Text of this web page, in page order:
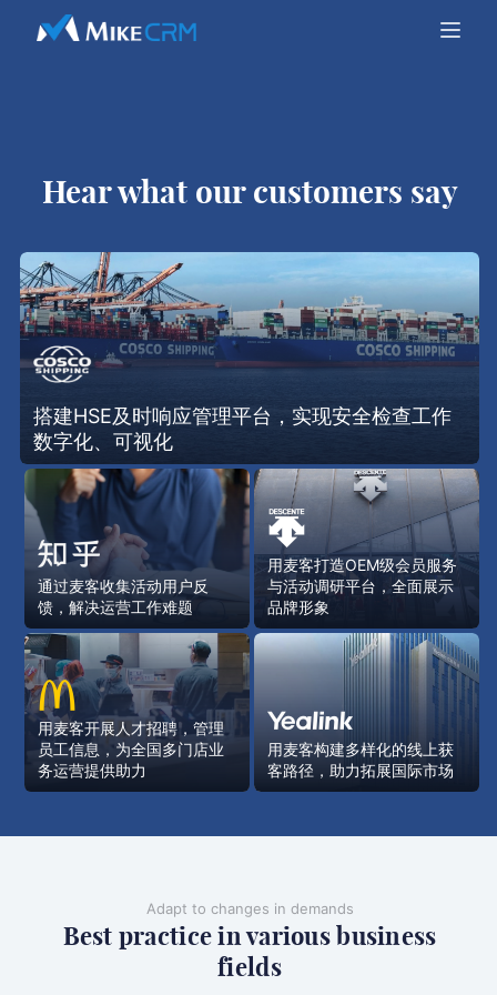
Hear what our customers say
搭建HSE及时响应管理平台，实现安全检查工作
数字化、可视化
通过麦客收集活动用户反
馈，解决运营工作难题
用麦客打造OEM级会员服务
与活动调研平台，全面展示
品牌形象
用麦客开展人才招聘，管理
员工信息，为全国多门店业
务运营提供助力
用麦客构建多样化的线上获
客路径，助力拓展国际市场
Adapt to changes in demands
Best practice in various business
fields